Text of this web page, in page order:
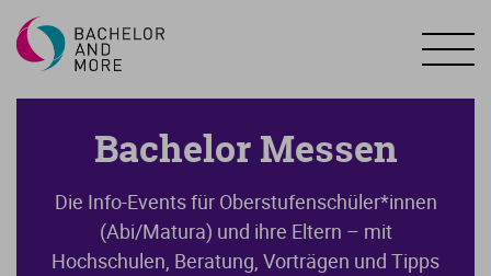
Bachelor Messen
Die Info-Events für Oberstufenschüler*innen
(Abi/Matura) und ihre Eltern – mit
Hochschulen, Beratung, Vorträgen und Tipps